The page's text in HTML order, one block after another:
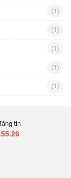
(1)
(1)
(1)
(1)
(1)
tin